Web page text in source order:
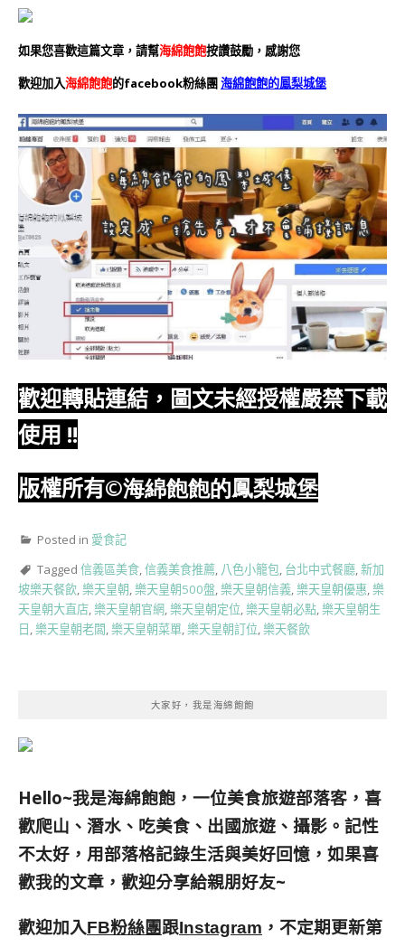
如果您喜歡這篇文章，請幫海綿飽飽按讚鼓勵，感謝您
歡迎加入海綿飽飽的facebook粉絲團海綿飽飽的鳳梨城堡
歡迎轉貼連結，圖文未經授權嚴禁下載
使用 !!
版權所有©海綿飽飽的鳳梨城堡
Posted in 愛食記
Tagged 信義區美食,信義美食推薦, 八色小籠包, 台北中式餐廳,新加
坡樂天餐飲,樂天皇朝,樂天皇朝500盤,樂天皇朝信義,樂天皇朝優惠,樂
天皇朝大直店,樂天皇朝官網,樂天皇朝定位,樂天皇朝必點,樂天皇朝生
日 ,樂天皇朝老闆,樂天皇朝菜單,樂天皇朝訂位,樂天餐飲
大家好，我是海綿飽飽
Hello~我是海綿飽飽，一位美食旅遊部落客， 喜
歡爬山、潛水、吃美食、出國旅遊、攝影。 記性
不太好，用部落格記錄生活與美好回憶， 如果喜
歡我的文章，歡迎分享給親朋好友~
歡迎加入FB粉絲團跟Instagram ，不定期更新第